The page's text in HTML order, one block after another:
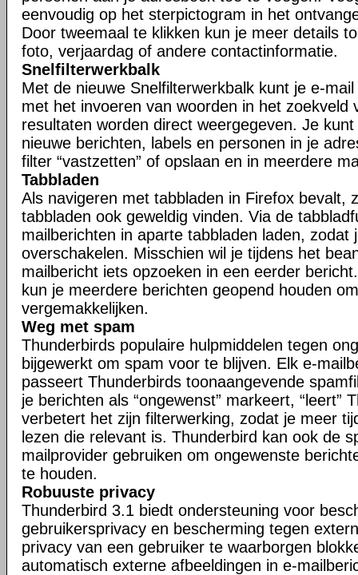
eenvoudig op het sterpictogram in het
Door tweemaal te klikken kun je meer details
foto, verjaardag of andere contactinformatie.
Snelfilterwerkbalk
Met de nieuwe Snelfilterwerkbalk kunt je e-
met het invoeren van woorden in het zoekveld
resultaten worden direct weergegeven. Je
nieuwe berichten, labels en personen in je
filter “vastzetten” of opslaan en in meerdere
Tabbladen
Als navigeren met tabbladen in Firefox bevalt,
tabbladen ook geweldig vinden. Via de
mailberichten in aparte tabbladen laden, zodat
overschakelen. Misschien wil je tijdens het
mailbericht iets opzoeken in een eerder
kun je meerdere berichten geopend houden
vergemakkelijken.
Weg met spam
Thunderbirds populaire hulpmiddelen tegen
bijgewerkt om spam voor te blijven. Elk e-
passeert Thunderbirds toonaangevende
je berichten als “ongewenst” markeert, “leert”
verbetert het zijn filterwerking, zodat je meer
lezen die relevant is. Thunderbird kan ook de
mailprovider gebruiken om ongewenste
te houden.
Robuuste privacy
Thunderbird 3.1 biedt ondersteuning voor
gebruikersprivacy en bescherming tegen
privacy van een gebruiker te waarborgen
automatisch externe afbeeldingen in e-